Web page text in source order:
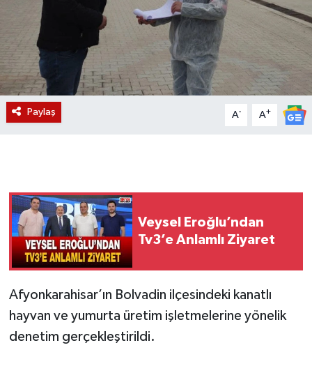
Paylaş A- A+
Veysel Eroğlu’ndan
Tv3’e Anlamlı Ziyaret
Afyonkarahisar’ın Bolvadin ilçesindeki kanatlı
hayvan ve yumurta üretim işletmelerine yönelik
denetim gerçekleştirildi.